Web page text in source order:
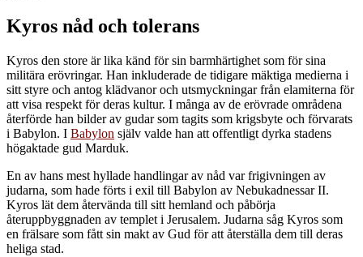
Kyros nåd och tolerans
Kyros den store är lika känd för sin barmhärtighet som för sina
militära erövringar. Han inkluderade de tidigare mäktiga medierna i
sitt styre och antog klädvanor och utsmyckningar från elamiterna för
att visa respekt för deras kultur. I många av de erövrade områdena
återförde han bilder av gudar som tagits som krigsbyte och förvarats
i Babylon. I Babylon själv valde han att offentligt dyrka stadens
högaktade gud Marduk.
En av hans mest hyllade handlingar av nåd var frigivningen av
judarna, som hade förts i exil till Babylon av Nebukadnessar II.
Kyros lät dem återvända till sitt hemland och påbörja
återuppbyggnaden av templet i Jerusalem. Judarna såg Kyros som
en frälsare som fått sin makt av Gud för att återställa dem till deras
heliga stad.